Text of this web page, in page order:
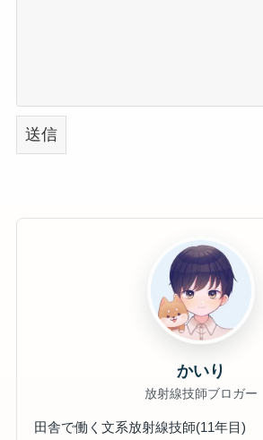
かいり
放射線技師ブロガー
田舎で働く文系放射線技師(11年目)